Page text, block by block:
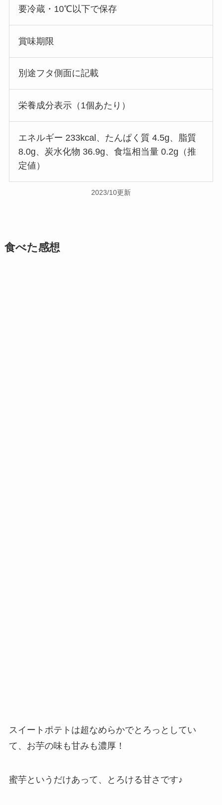
要冷蔵・10℃以下で保存
賞味期限
別途フタ側面に記載
栄養成分表示（1個あたり）
エネルギー 233kcal、たんぱく質 4.5g、脂質
8.0g、炭水化物 36.9g、食塩相当量 0.2g（推
定値）
2023/10更新
食べた感想
スイートポテトは超なめらかでとろっとしてい
て、お芋の味も甘みも濃厚！
蜜芋というだけあって、とろける甘さです♪